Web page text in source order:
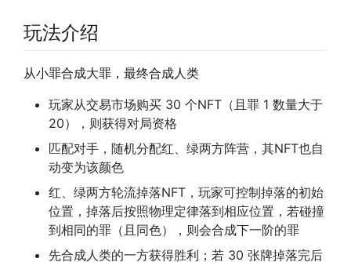
玩法介绍
从小罪合成大罪，最终合成人类
玩家从交易市场购买 30 个NFT（且罪 1 数量大于
20），则获得对局资格
匹配对手，随机分配红、绿两方阵营，其NFT也自
动变为该颜色
红、绿两方轮流掉落NFT，玩家可控制掉落的初始
位置，掉落后按照物理定律落到相应位置，若碰撞
到相同的罪（且同色），则会合成下一阶的罪
先合成人类的一方获得胜利；若 30 张牌掉落完后